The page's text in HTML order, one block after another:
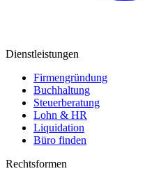
Dienstleistungen
Firmengründung
Buchhaltung
Steuerberatung
Lohn & HR
Liquidation
Büro finden
Rechtsformen